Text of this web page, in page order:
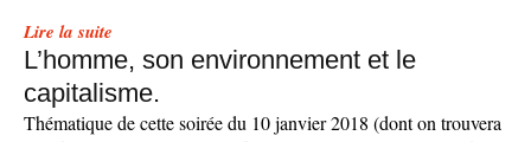
Lire la suite
L’homme, son environnement et le
capitalisme.
Thématique de cette soirée du 10 janvier 2018 (dont on trouvera